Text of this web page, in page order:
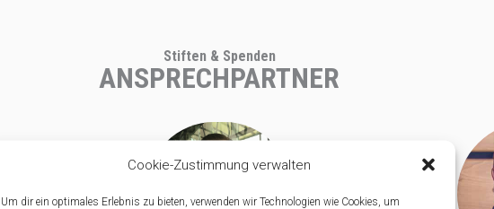
Cookie-Zustimmung verwalten
Um dir ein optimales Erlebnis zu bieten, verwenden wir Technologien wie Cookies, um
Stiften & Spenden
ANSPRECHPARTNER